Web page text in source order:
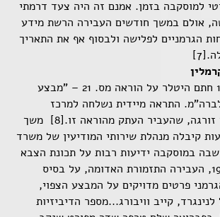
למוסקבה בזמן. אמנם זה היה צעד דרמתי
אולם במשך חודשים העבירה הרשת מידע
הגרמניים לפלישה ולבסוף אף את התאריך
ב- 18 לדצמבר 1940 חתם היטלר על הוראה מס. 21 – "מבצע
התראה מיידית נשלחה למרכז
במוסקבה ע"י ריכרד זורגה, שהעביר העתק מהוראה זו.[8] משך
קיבלה מנהלת שירותי המודיעין של משרד
במוסקבה ידיעות רבות על תכונת הצבא
הגרמני. בראשית 1941, העבירה התזמורת האדומה, על בסיס
פרטים מדויקים על המבצע הצפוי,
קייב וויבורג...מספר הדיביזיות